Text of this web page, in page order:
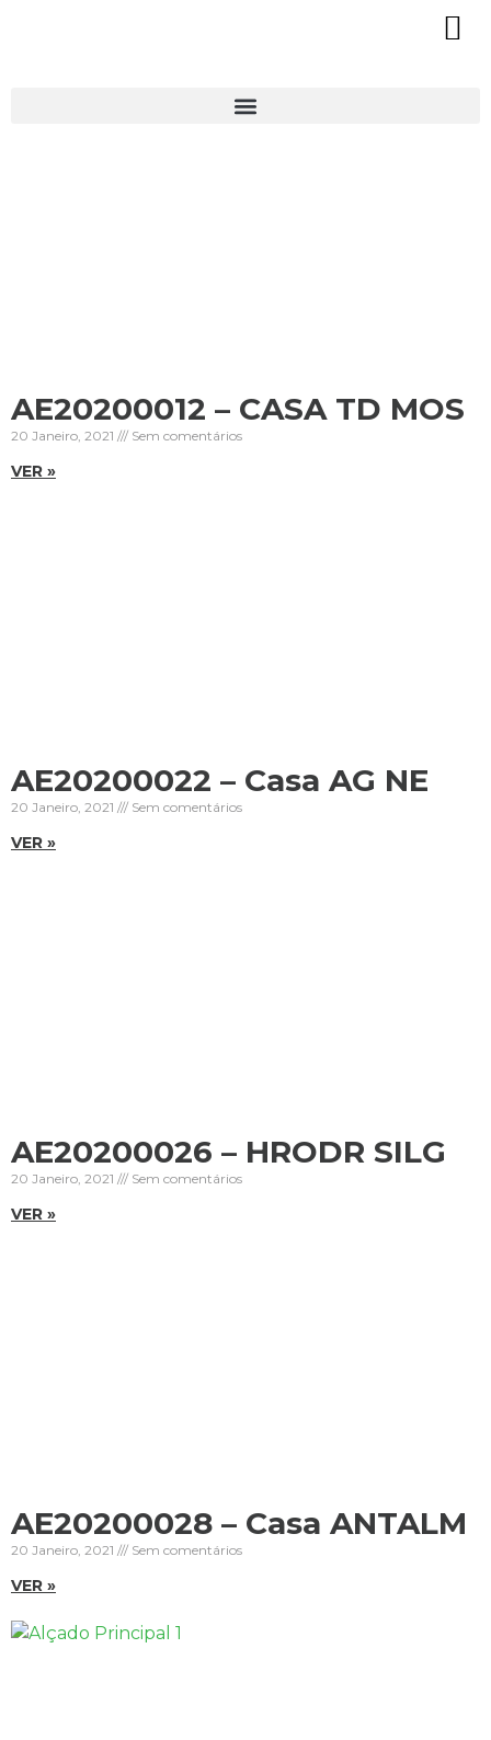
AE20200012 – CASA TD MOS
20 Janeiro, 2021 Sem comentários
VER »
AE20200022 – Casa AG NE
20 Janeiro, 2021 Sem comentários
VER »
AE20200026 – HRODR SILG
20 Janeiro, 2021 Sem comentários
VER »
AE20200028 – Casa ANTALM
20 Janeiro, 2021 Sem comentários
VER »